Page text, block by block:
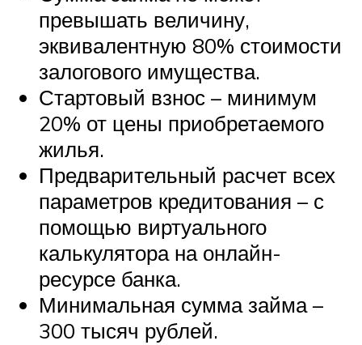
превышать величину,
эквивалентную 80% стоимости
залогового имущества.
Стартовый взнос – минимум
20% от цены приобретаемого
жилья.
Предварительный расчет всех
параметров кредитования – с
помощью виртуального
калькулятора на онлайн-
ресурсе банка.
Минимальная сумма займа –
300 тысяч рублей.